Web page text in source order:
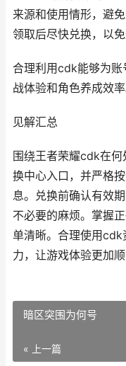
来源和使用情形，避
领取后尽快兑换，以免
合理利用cdk能够为账
战体验和角色养成效率
见解汇总
围绕王者荣耀cdk在
换中心入口，并严格
息。兑换前确认有效
不必要的麻烦。掌握
单清晰。合理使用cdk
力，让游戏体验更加顺
暗区突围为何号
« 上一篇